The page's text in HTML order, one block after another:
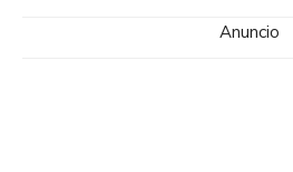
Anuncio